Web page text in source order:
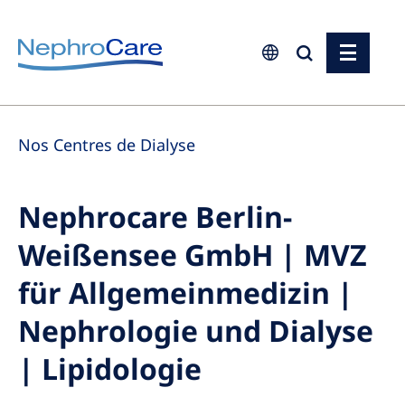
Europe
Czech Republic
Germany
Israel
Italy
Netherlands
Poland
Portugal
Nos Centres de Dialyse
Nephrocare Berlin-
Weißensee GmbH | MVZ
für Allgemeinmedizin |
Nephrologie und Dialyse
| Lipidologie